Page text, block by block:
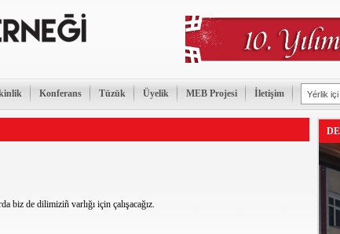
Konferans Tüzük Üyelik MEB Projesi İletişim
biz de dilimiziñ varlığı için çalışacağız.